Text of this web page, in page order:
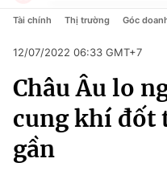
Chuyên mục
Xã hội
Chính trị
Pháp luật
Kinh tế
Thể thao
Truyền hình
Tài chính Thị trường Góc
12/07/2022 06:33 GMT+7
Châu Âu lo
cung khí đốt
gần